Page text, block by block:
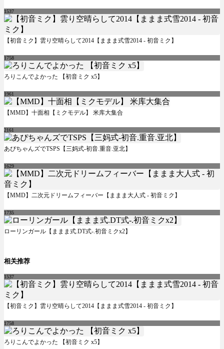
1537
【初音ミク】雲り空晴らして2014【ままま式雪2014 - 初音ミク】
1758
ろりこんでよかった 【初音ミク x5】
1961
【MMD】十面相【ミクモデル】 米库大集合
2161
あぴちゃんズでTSPS【三妈式-初音.重音.亚北】
1629
【MMD】二次元ドリームフィーバー【ままま大人式 - 初音ミク】
1735
ローリンガール【ままま式.DT式-.初音ミクx2】
相关推荐
1537
【初音ミク】雲り空晴らして2014【ままま式雪2014 - 初音ミク】
1758
ろりこんでよかった 【初音ミク x5】